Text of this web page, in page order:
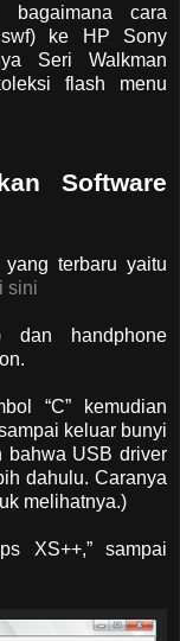
bagaimana cara
ke HP Sony
Seri Walkman
flash menu
Software
terbaru yaitu
sini
handphone
“C” kemudian
keluar bunyi
bahwa USB driver
dahulu. Caranya
melihatnya.)
XS++,” sampai